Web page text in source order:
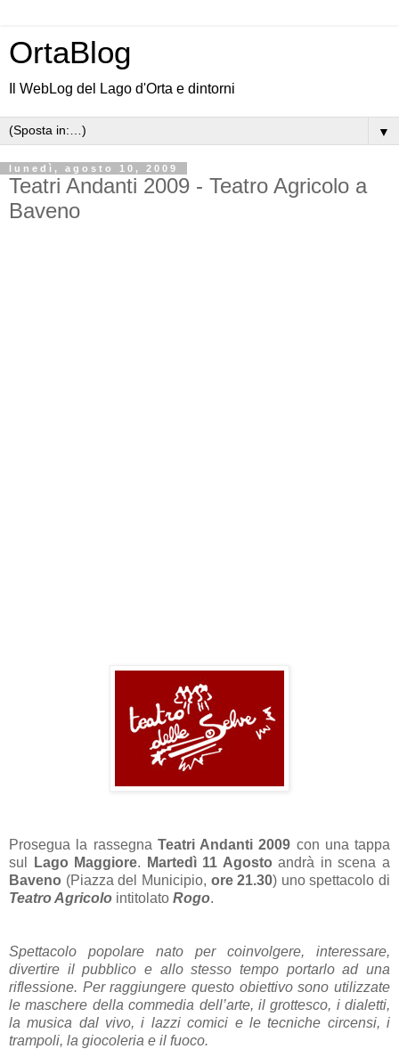
OrtaBlog
Il WebLog del Lago d'Orta e dintorni
▼
lunedì, agosto 10, 2009
Teatri Andanti 2009 - Teatro Agricolo a
Baveno
Prosegua la rassegna Teatri Andanti 2009 con una tappa
sul
Lago Maggiore. Martedì 11 Agosto andrà in scena a
Baveno (Piazza del Municipio, ore 21.30) uno spettacolo di
Teatro Agricolo intitolato Rogo.
Spettacolo popolare nato per coinvolgere, interessare,
divertire il pubblico e allo stesso tempo portarlo ad una
riflessione. Per raggiungere questo obiettivo sono utilizzate
le maschere della commedia dell’arte, il grottesco, i dialetti,
la musica dal vivo, i lazzi comici e le tecniche circensi, i
trampoli, la giocoleria e il fuoco.